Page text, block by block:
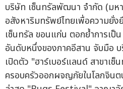
บริษัท เซ็นทรัลพัฒนา จำกัด (มห
อสังหาริมทรัพย์ไทยเพื่อความยั่ง
เซ็นทรัล ขอนแก่น ตอกย้ำการเ
อันดับหนึ่งของภาคอีสาน จับมือ
เปิดตัว "ฮาร์เบอร์แลนด์ สาขาเ
ครอบครัวออกผจญภัยในโลกจินต